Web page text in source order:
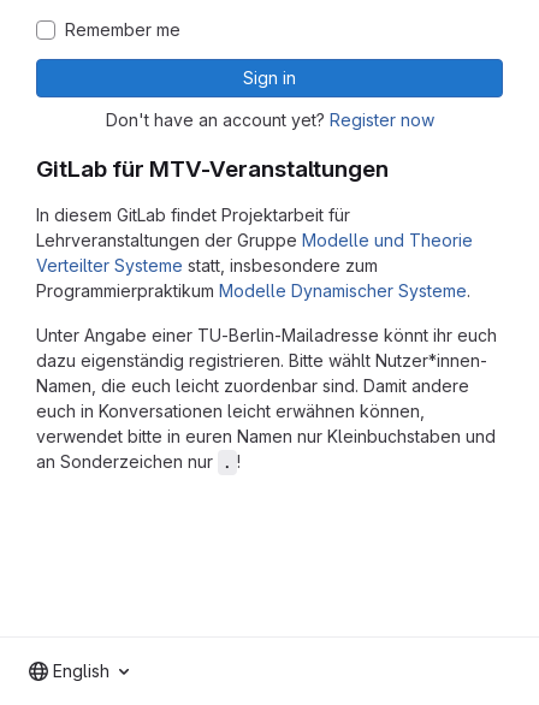
GitLab für MTV-Veranstaltungen
In diesem GitLab findet Projektarbeit für
Lehrveranstaltungen der Gruppe Modelle und Theorie
Verteilter Systeme statt, insbesondere zum
Programmierpraktikum Modelle Dynamischer Systeme.
Unter Angabe einer TU-Berlin-Mailadresse könnt ihr euch
dazu eigenständig registrieren. Bitte wählt Nutzer*innen-
Namen, die euch leicht zuordenbar sind. Damit andere
euch in Konversationen leicht erwähnen können,
verwendet bitte in euren Namen nur Kleinbuchstaben und
an Sonderzeichen nur . !
Remember me
Sign in
Don't have an account yet? Register now
English